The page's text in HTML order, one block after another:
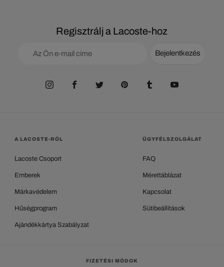
Regisztrálj a Lacoste-hoz
Bejelentkezés
A LACOSTE-RÓL
Lacoste Csoport
Emberek
Márkavédelem
Hűségprogram
Ajándékkártya Szabályzat
ÜGYFÉLSZOLGÁLAT
FAQ
Mérettáblázat
Kapcsolat
Sütibeállítások
FIZETÉSI MÓDOK